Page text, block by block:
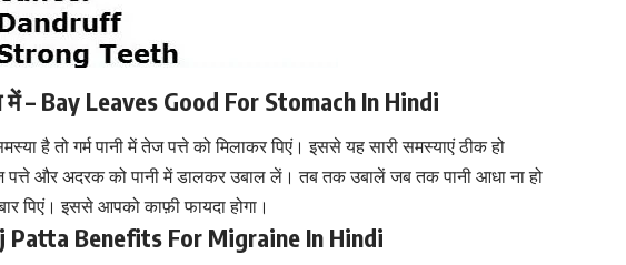
में – Bay Leaves Good For Stomach In Hindi
है तो गर्म पानी में तेज पत्ते को मिलाकर पिएं। इससे यह सारी समस्याएं ठीक हो
और अदरक को पानी में डालकर उबाल लें। तब तक उबालें जब तक पानी आधा ना हो
पिएं। इससे आपको काफ़ी फायदा होगा।
Patta Benefits For Migraine In Hindi